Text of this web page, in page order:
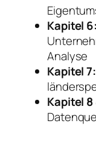
Kapitel 6:
Analyse
Kapitel 7:
Kapitel 8